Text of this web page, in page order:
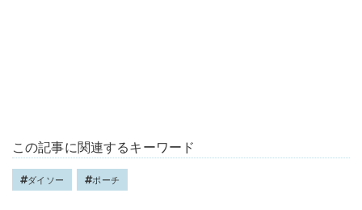
この記事に関連するキーワード
ダイソー ポーチ